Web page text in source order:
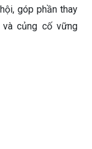
góp phần thay
củng cố vững